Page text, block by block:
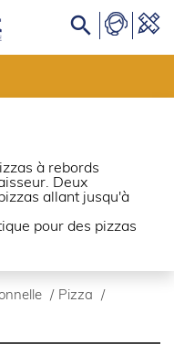

à rebords
Deux
allant jusqu'à
pour des pizzas
/ Pizza
/